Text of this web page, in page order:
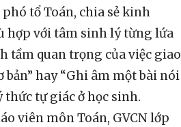
tổ Toán, chia sẻ kinh
hợp với tâm sinh lý từng lứa
tầm quan trọng của việc giao
bản” hay “Ghi âm một bài nói
thức tự giác ở học sinh.
viên môn Toán, GVCN lớp